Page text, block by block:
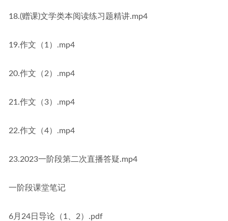
18.(赠课)文学类本阅读练习题精讲.mp4
19.作文（1）.mp4
20.作文（2）.mp4
21.作文（3）.mp4
22.作文（4）.mp4
23.2023一阶段第二次直播答疑.mp4
一阶段课堂笔记
6月24日导论（1、2）.pdf